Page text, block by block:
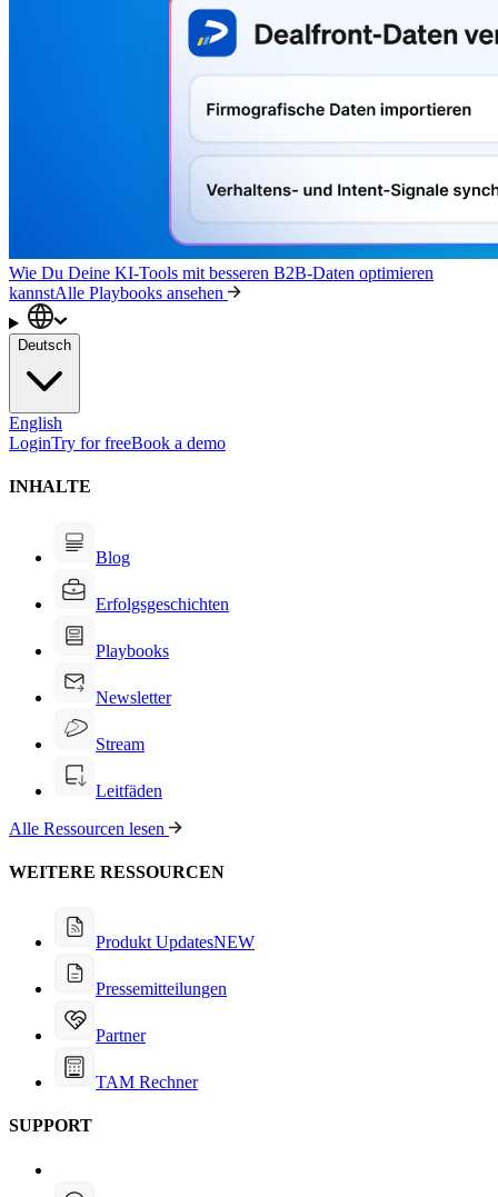
Wie Du Deine KI-Tools mit besseren B2B-Daten optimieren
kannstAlle Playbooks ansehen
Deutsch
English
LoginTry for freeBook a demo
INHALTE
Blog
Erfolgsgeschichten
Playbooks
Newsletter
Stream
Leitfäden
Alle Ressourcen lesen
WEITERE RESSOURCEN
Produkt UpdatesNEW
Pressemitteilungen
Partner
TAM Rechner
SUPPORT